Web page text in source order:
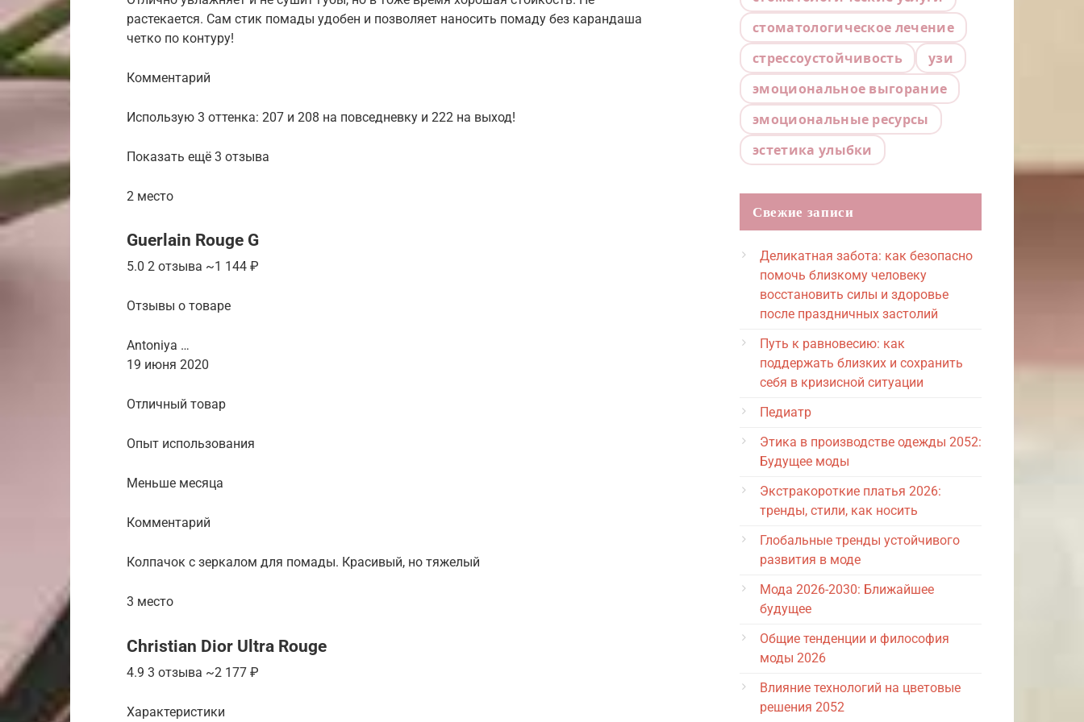
растекается. Сам стик помады удобен и позволяет наносить помаду без карандаша
четко по контуру!
Комментарий
Использую 3 оттенка: 207 и 208 на повседневку и 222 на выход!
Показать ещё 3 отзыва
2 место
Guerlain Rouge G
5.0 2 отзыва ~1 144 ₽
Отзывы о товаре
Antoniya …
19 июня 2020
Отличный товар
Опыт использования
Меньше месяца
Комментарий
Колпачок с зеркалом для помады. Красивый, но тяжелый
3 место
Christian Dior Ultra Rouge
4.9 3 отзыва ~2 177 ₽
Характеристики
стоматологическое лечение
стрессоустойчивость
узи
эмоциональное выгорание
эмоциональные ресурсы
эстетика улыбки
Свежие записи
Деликатная забота: как безопасно
помочь близкому человеку
восстановить силы и здоровье
после праздничных застолий
Путь к равновесию: как
поддержать близких и сохранить
себя в кризисной ситуации
Педиатр
Этика в производстве одежды 2052:
Будущее моды
Экстракороткие платья 2026:
тренды, стили, как носить
Глобальные тренды устойчивого
развития в моде
Мода 2026-2030: Ближайшее
будущее
Общие тенденции и философия
моды 2026
Влияние технологий на цветовые
решения 2052